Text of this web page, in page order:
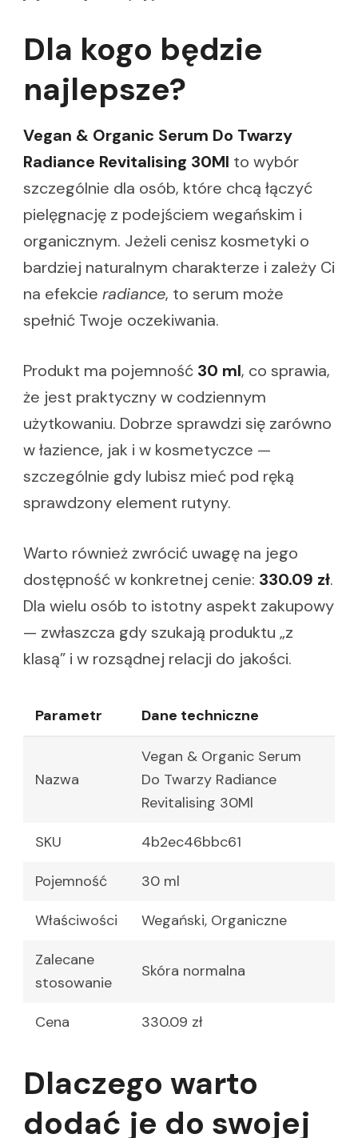
Dla kogo będzie
najlepsze?
Vegan & Organic Serum Do Twarzy
Radiance Revitalising 30Ml to wybór
szczególnie dla osób, które chcą łączyć
pielęgnację z podejściem wegańskim i
organicznym. Jeżeli cenisz kosmetyki o
bardziej naturalnym charakterze i zależy Ci
na efekcie radiance, to serum może
spełnić Twoje oczekiwania.
Produkt ma pojemność 30 ml, co sprawia,
że jest praktyczny w codziennym
użytkowaniu. Dobrze sprawdzi się zarówno
w łazience, jak i w kosmetyczce —
szczególnie gdy lubisz mieć pod ręką
sprawdzony element rutyny.
Warto również zwrócić uwagę na jego
dostępność w konkretnej cenie: 330.09 zł.
Dla wielu osób to istotny aspekt zakupowy
— zwłaszcza gdy szukają produktu „z
klasą” i w rozsądnej relacji do jakości.
Parametr Dane techniczne
Nazwa
Vegan & Organic Serum
Do Twarzy Radiance
Revitalising 30Ml
SKU 4b2ec46bbc61
Pojemność 30 ml
Właściwości Wegański, Organiczne
Zalecane
stosowanie
Skóra normalna
Cena 330.09 zł
Dlaczego warto
dodać je do swojej